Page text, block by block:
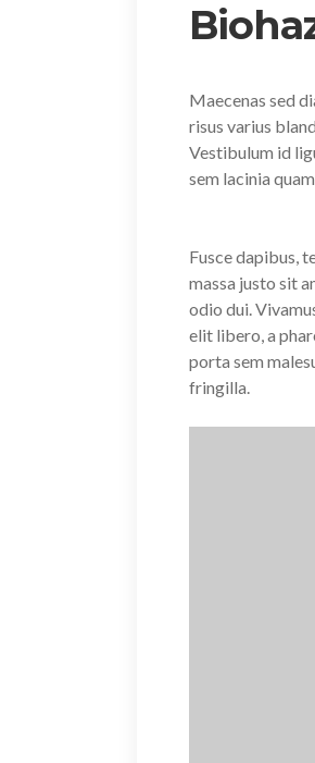
Maecenas sed
risus varius
Vestibulum id
sem lacinia
Fusce dapibus,
massa justo sit
odio dui.
elit libero, a
porta sem
fringilla.